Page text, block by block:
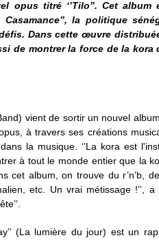
titré ‘’Tilo’’. Cet album
la politique
Dans cette œuvre
de montrer la force de la kora
vient de sortir un nouvel
opus, à travers ses créations
la musique. ‘’La kora est
à tout le monde entier que la
cet album, on trouve du r’n’b,
etc. Un vrai métissage !’’, a
(La lumière du jour) est un